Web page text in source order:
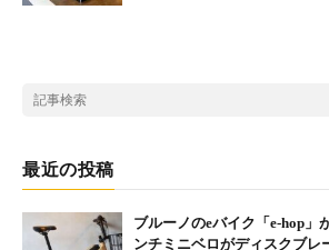
最近の投稿
ブルーノのeバイク「e-hop
ンチミニベロがディスクブレ